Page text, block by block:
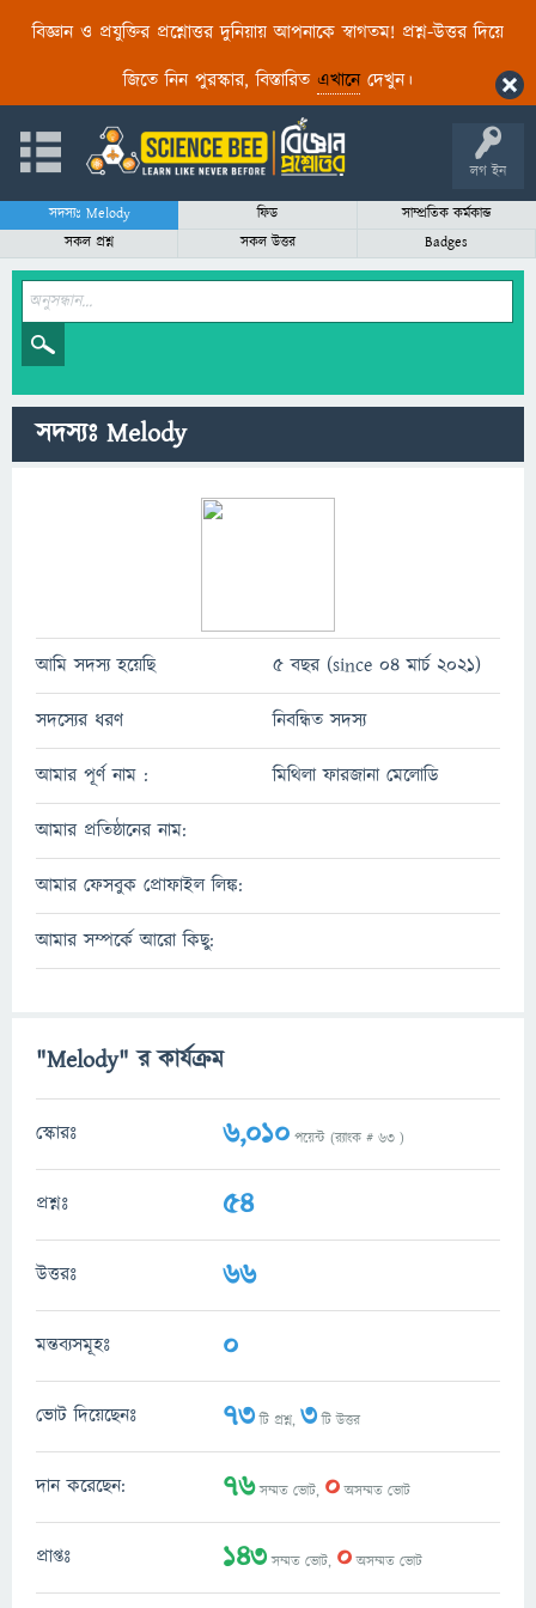
বিজ্ঞান ও প্রযুক্তির প্রশ্নোত্তর দুনিয়ায় আপনাকে স্বাগতম! প্রশ্ন-উত্তর দিয়ে
জিতে নিন পুরস্কার, বিস্তারিত এখানেদেখুন।
লগ ইন
সদস্যঃ Melody ফিড
সাম্প্রতিক কর্মকান্ড
সকল প্রশ্ন
সকল উত্তর Badges
সদস্যঃ Melody
আমি সদস্য হয়েছি 5 বছর (since 04 মার্চ 2021)
সদস্যের ধরণ নিবন্ধিত সদস্য
আমার পূর্ণ নাম : মিথিলা ফারজানা মেলোডি
আমার প্রতিষ্ঠানের নাম:
আমার ফেসবুক প্রোফাইল লিঙ্ক:
আমার সম্পর্কে আরো কিছু:
"Melody" র কার্যক্রম
স্কোরঃ 6,010 পয়েন্ট (র‌্যাংক # 63 )
প্রশ্নঃ 54
উত্তরঃ 66
মন্তব্যসমূহঃ 0
ভোট দিয়েছেনঃ 73টি প্রশ্ন, 3টি উত্তর
দান করেছেন: 76সম্মত ভোট, 0অসম্মত ভোট
প্রাপ্তঃ 143সম্মত ভোট, 0অসম্মত ভোট